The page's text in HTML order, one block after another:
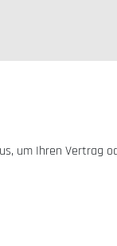
um Ihren Vertrag